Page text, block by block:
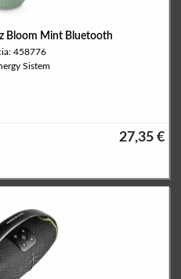
Bloom Mint Bluetooth
458776
Sistem
27,35 €